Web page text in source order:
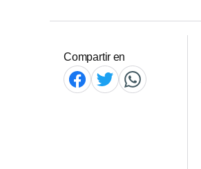
Compartir en